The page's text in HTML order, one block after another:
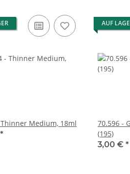
Medium, 18ml
*
AUF
70.596 -
(195)
3,00 € *